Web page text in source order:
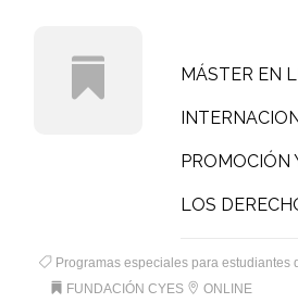
MÁSTER EN
PROMOCIÓN
LOS
Programas especiales para estudiantes
FUNDACIÓN CYES
ONLINE